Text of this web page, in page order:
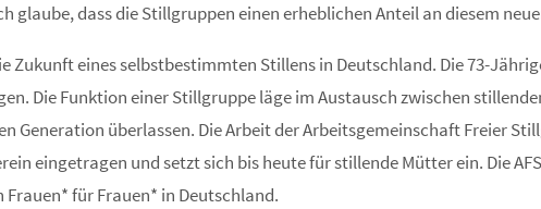
glaube, dass die Stillgruppen einen erheblichen Anteil an diesem
eines selbstbestimmten Stillens in Deutschland. Die 73-
Die Funktion einer Stillgruppe läge im Austausch zwischen
Generation überlassen. Die Arbeit der Arbeitsgemeinschaft Freier
eingetragen und setzt sich bis heute für stillende Mütter ein. Die
für Frauen* in Deutschland.